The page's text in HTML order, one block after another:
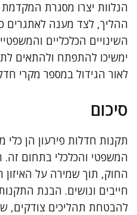
הנלוות יצרו מסגרת המקדמת
ההליך, לצד מענה לאתגרים
השינויים הכלכליים
ימשיכו להתפתח ולהתאים
לאור הגידול במספר מקרי
סיכום
תקנות חדלות פירעון הן כלי
המשפטי והכלכלי בתחום זה.
החוק, תוך שמירה על האיזון
חייבים ונושים. הבנת התקנות
להבטחת תהליכים צודקים,